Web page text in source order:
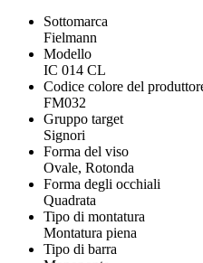
Sottomarca
Fielmann
Modello
IC 014 CL
Codice colore del
FM032
Gruppo target
Signori
Forma del viso
Ovale, Rotonda
Forma degli occhiali
Quadrata
Tipo di montatura
Montatura piena
Tipo di barra